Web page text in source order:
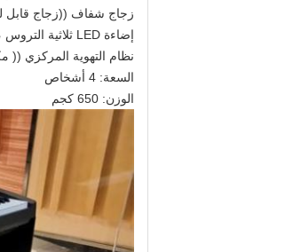
زجاج شفاف ((زجاج قابل
إضاءة LED ثلاثية التروس ، مصدر 220V / 110V مع واجهة USB واجهة الشبكة
نظام التهوية المركزي ((
السعة: 4 أشخاص
الوزن: 650 كجم